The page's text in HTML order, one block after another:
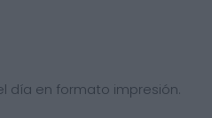
día en formato impresión.